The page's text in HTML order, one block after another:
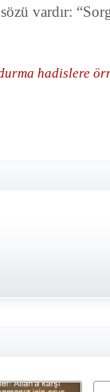
vardır:
hadislere